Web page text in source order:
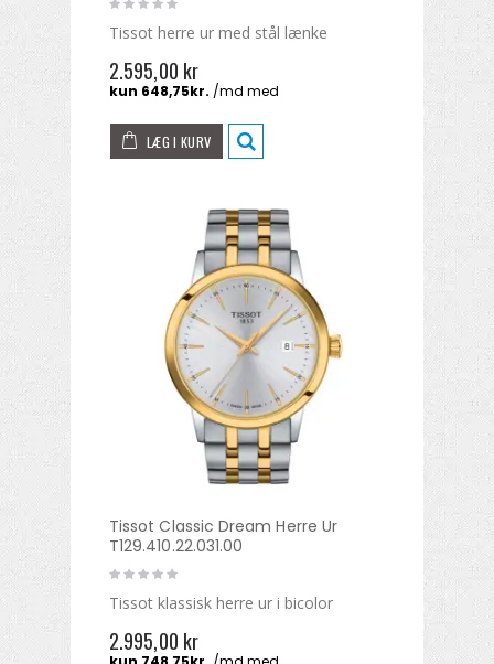
Tissot herre ur med stål lænke
2.595,00 kr
LÆG I KURV
Tissot Classic Dream Herre Ur
T129.410.22.031.00
Tissot klassisk herre ur i bicolor
2.995,00 kr